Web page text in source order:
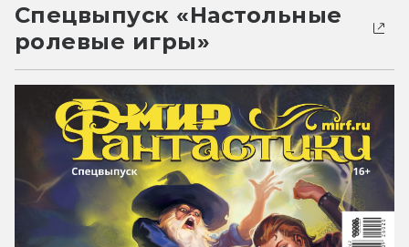
Спецвыпуск «Настольные
ролевые игры»